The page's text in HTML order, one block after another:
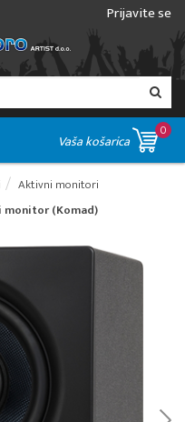
Prijavite se
Vaša košarica
0
Aktivni monitori
monitor (Komad)